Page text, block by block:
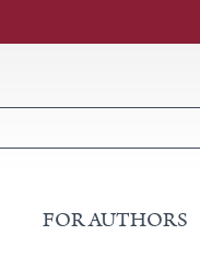
FOR AUTHORS